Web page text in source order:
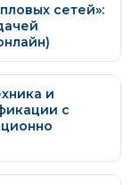
сетей»:
и
с